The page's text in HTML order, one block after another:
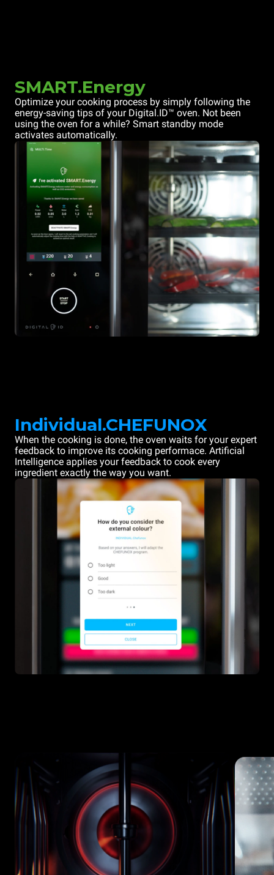
SMART.Energy
Optimize your cooking process by simply following the
energy-saving tips of your Digital.ID™ oven. Not been
using the oven for a while? Smart standby mode
activates automatically.
Individual.CHEFUNOX
When the cooking is done, the oven waits for your expert
feedback to improve its cooking performace. Artificial
Intelligence applies your feedback to cook every
ingredient exactly the way you want.